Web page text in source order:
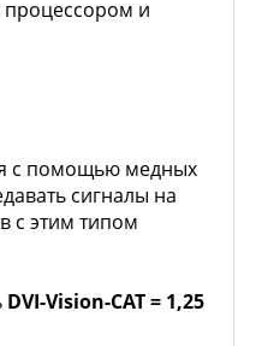
процессором и
с помощью медных
сигналы на
с этим типом
DVI-Vision-CAT = 1,25